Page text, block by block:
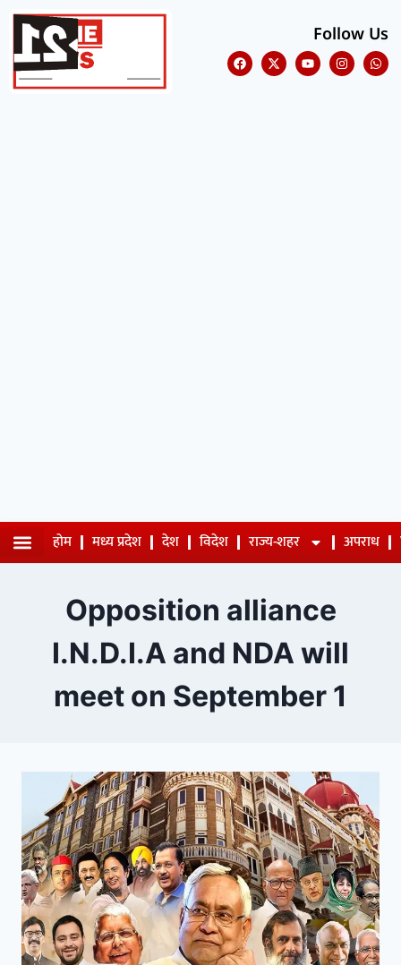
Follow Us
होम मध्य प्रदेश देश विदेश राज्य-शहर अपराध
Opposition alliance
I.N.D.I.A and NDA will
meet on September 1